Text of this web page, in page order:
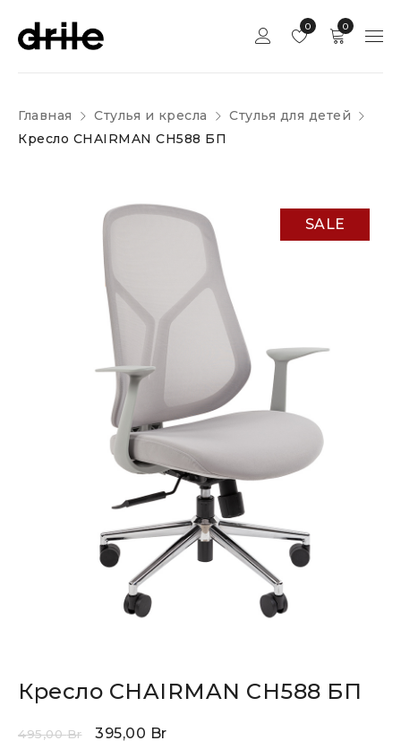
0
0
Главная Стулья и кресла
Стулья для детей
Кресло CHAIRMAN CH588 БП
SALE
Кресло CHAIRMAN CH588 БП
495,00Br 395,00 Br